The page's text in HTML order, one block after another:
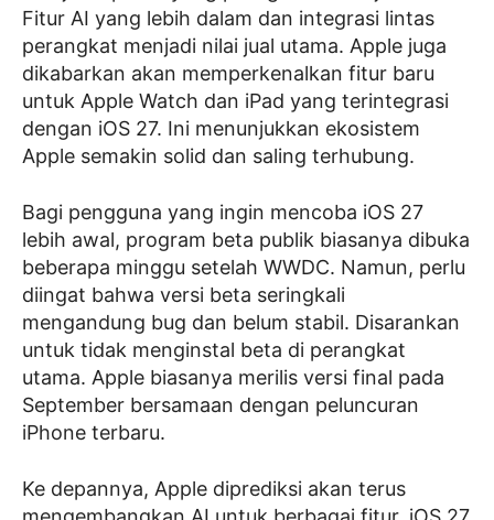
Fitur AI yang lebih dalam dan integrasi lintas
perangkat menjadi nilai jual utama. Apple juga
dikabarkan akan memperkenalkan fitur baru
untuk Apple Watch dan iPad yang terintegrasi
dengan iOS 27. Ini menunjukkan ekosistem
Apple semakin solid dan saling terhubung.
Bagi pengguna yang ingin mencoba iOS 27
lebih awal, program beta publik biasanya dibuka
beberapa minggu setelah WWDC. Namun, perlu
diingat bahwa versi beta seringkali
mengandung bug dan belum stabil. Disarankan
untuk tidak menginstal beta di perangkat
utama. Apple biasanya merilis versi final pada
September bersamaan dengan peluncuran
iPhone terbaru.
Ke depannya, Apple diprediksi akan terus